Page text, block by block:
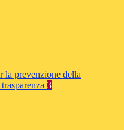
la prevenzione della
3